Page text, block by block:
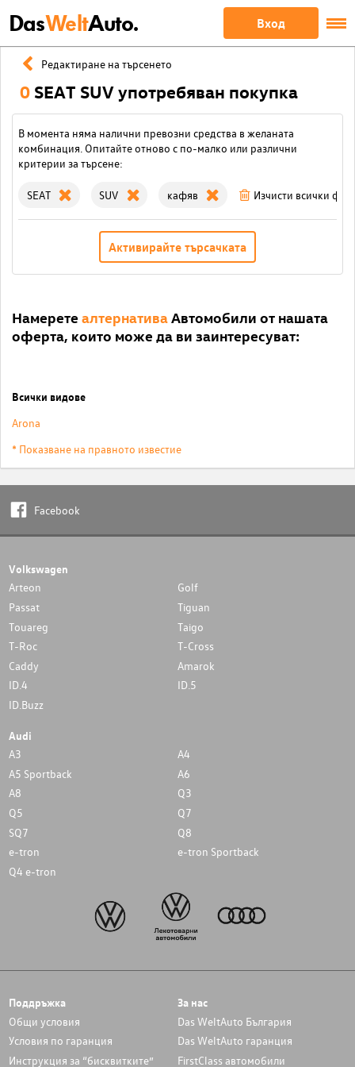
DasWeltAuto. Вход
Редактиране на търсенето
0 SEAT SUV употребяван покупка
В момента няма налични превозни средства в желаната
комбинация. Опитайте отново с по-малко или различни
критерии за търсене:
SEAT SUV кафяв Изчисти всички
Активирайте търсачката
Намерете алтернативаАвтомобили от нашата
оферта, които може да ви заинтересуват:
Всички видове
Arona
* Показване на правното известие
Facebook
Volkswagen
Arteon
Golf
Passat
Tiguan
Touareg
Taigo
T-Roc
T-Cross
Caddy
Amarok
ID.4
ID.5
ID.Buzz
Audi
A3
A4
A5 Sportback
A6
A8
Q3
Q5
Q7
SQ7
Q8
e-tron
e-tron Sportback
Q4 e-tron
Поддръжка
Общи условия
Условия по гаранция
Инструкция за “бисквитките”
За нас
Das WeltAuto България
Das WeltAuto гаранция
FirstClass автомобили